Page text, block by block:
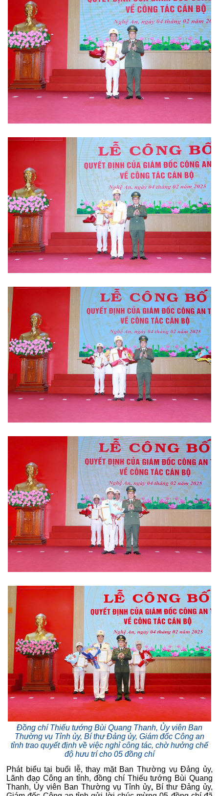
Đồng chí Thiếu tướng Bùi Quang Thanh, Ủy viên Ban
Thường vụ Tỉnh ủy, Bí thư Đảng ủy, Giám đốc Công an
tỉnh trao quyết định về việc nghỉ công tác, chờ hưởng chế
độ hưu trí cho 05 đồng chí
Phát biểu tại buổi lễ, thay mặt Ban Thường vụ Đảng ủy,
Lãnh đạo Công an tỉnh, đồng chí Thiếu tướng Bùi Quang
Thanh, Ủy viên Ban Thường vụ Tỉnh ủy, Bí thư Đảng ủy,